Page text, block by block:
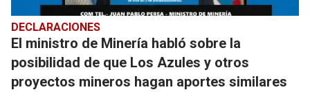
DECLARACIONES
El ministro de Minería habló sobre la
posibilidad de que Los Azules y otros
proyectos mineros hagan aportes similares